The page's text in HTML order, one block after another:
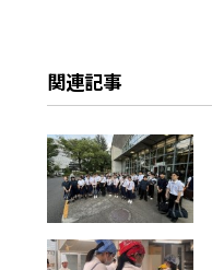
関連記事